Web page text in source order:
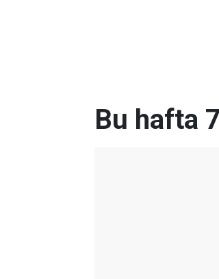
Bu hafta